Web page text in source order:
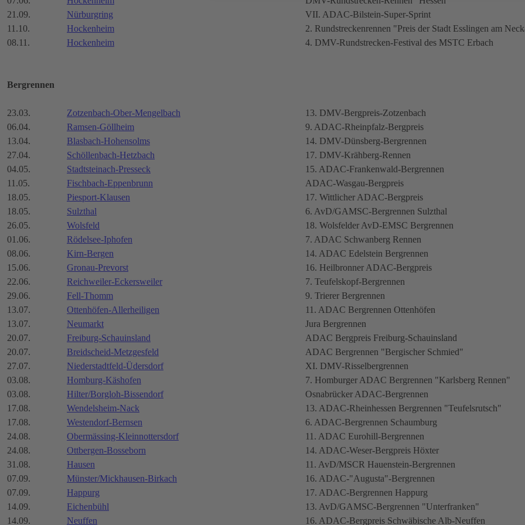
21.09.
Nürburgring
VII. ADAC-Bilstein-Super-Sprint
11.10.
Hockenheim
2. Rundstreckenrennen "Preis der Stadt Esslingen am
08.11.
Hockenheim 4. DMV-Rundstrecken-Festival des MSTC Erbach
Bergrennen
23.03. Zotzenbach-Ober-Mengelbach
13. DMV-Bergpreis-Zotzenbach
06.04.
Ramsen-Göllheim
9. ADAC-Rheinpfalz-Bergpreis
13.04.
Blasbach-Hohensolms
14. DMV-Dünsberg-Bergrennen
27.04.
Schöllenbach-Hetzbach
17. DMV-Krähberg-Rennen
04.05.
Stadtsteinach-Presseck
15. ADAC-Frankenwald-Bergrennen
11.05.
Fischbach-Eppenbrunn
ADAC-Wasgau-Bergpreis
18.05.
Piesport-Klausen
17. Wittlicher ADAC-Bergpreis
18.05.
Sulzthal
6. AvD/GAMSC-Bergrennen Sulzthal
26.05.
Wolsfeld
18. Wolsfelder AvD-EMSC Bergrennen
01.06.
Rödelsee-Iphofen
7. ADAC Schwanberg Rennen
08.06.
Kirn-Bergen
14. ADAC Edelstein Bergrennen
15.06.
Gronau-Prevorst
16. Heilbronner ADAC-Bergpreis
22.06.
Reichweiler-Eckersweiler
7. Teufelskopf-Bergrennen
29.06.
Fell-Thomm
9. Trierer Bergrennen
13.07.
Ottenhöfen-Allerheiligen
11. ADAC Bergrennen Ottenhöfen
13.07.
Neumarkt
Jura Bergrennen
20.07.
Freiburg-Schauinsland
ADAC Bergpreis Freiburg-Schauinsland
20.07.
Breidscheid-Metzgesfeld
ADAC Bergrennen "Bergischer Schmied"
27.07.
Niederstadtfeld-Üdersdorf
XI. DMV-Risselbergrennen
03.08.
Homburg-Käshofen
7. Homburger ADAC Bergrennen "Karlsberg Rennen"
03.08.
Hilter/Borgloh-Bissendorf
Osnabrücker ADAC-Bergrennen
17.08.
Wendelsheim-Nack
13. ADAC-Rheinhessen Bergrennen "Teufelsrutsch"
17.08.
Westendorf-Bernsen
6. ADAC-Bergrennen Schaumburg
24.08.
Obermässing-Kleinnottersdorf
11. ADAC Eurohill-Bergrennen
24.08.
Ottbergen-Bosseborn
14. ADAC-Weser-Bergpreis Höxter
31.08.
Hausen
11. AvD/MSCR Hauenstein-Bergrennen
07.09.
Münster/Mickhausen-Birkach
16. ADAC-"Augusta"-Bergrennen
07.09.
Happurg
17. ADAC-Bergrennen Happurg
14.09.
Eichenbühl
13. AvD/GAMSC-Bergrennen "Unterfranken"
14.09.
Neuffen 16. ADAC-Bergpreis Schwäbische Alb-Neuffen